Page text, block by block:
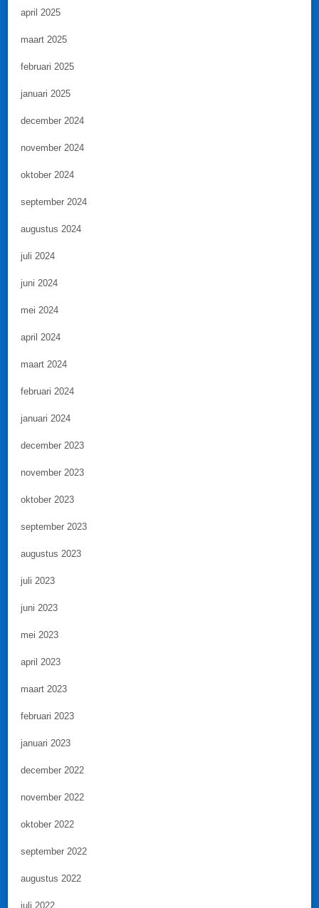
april 2025
maart 2025
februari 2025
januari 2025
december 2024
november 2024
oktober 2024
september 2024
augustus 2024
juli 2024
juni 2024
mei 2024
april 2024
maart 2024
februari 2024
januari 2024
december 2023
november 2023
oktober 2023
september 2023
augustus 2023
juli 2023
juni 2023
mei 2023
april 2023
maart 2023
februari 2023
januari 2023
december 2022
november 2022
oktober 2022
september 2022
augustus 2022
juli 2022